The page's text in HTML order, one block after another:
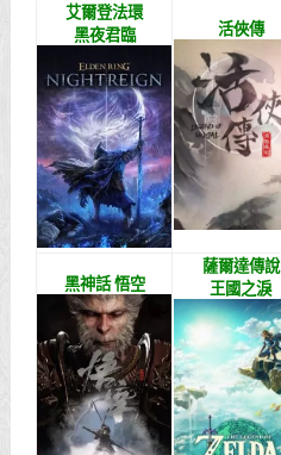
艾爾登法環
黑夜君臨
活俠傳
黑神話 悟空
薩爾達傳說
王國之淚